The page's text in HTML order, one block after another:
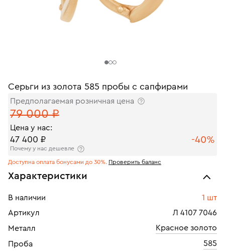
Серьги из золота 585 пробы с сапфирами
Предполагаемая розничная цена
79 000 ₽
Цена у нас:
47 400 ₽ -40%
Почему у нас дешевле
Доступна оплата бонусами до 30%. Проверить баланс
Характеристики
В наличии
1 шт
Артикул
Л 4107 7046
Металл
Красное золото
Проба
585